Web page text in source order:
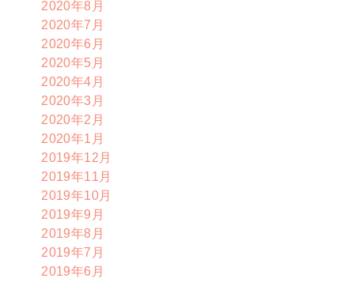
2020年8月
2020年7月
2020年6月
2020年5月
2020年4月
2020年3月
2020年2月
2020年1月
2019年12月
2019年11月
2019年10月
2019年9月
2019年8月
2019年7月
2019年6月